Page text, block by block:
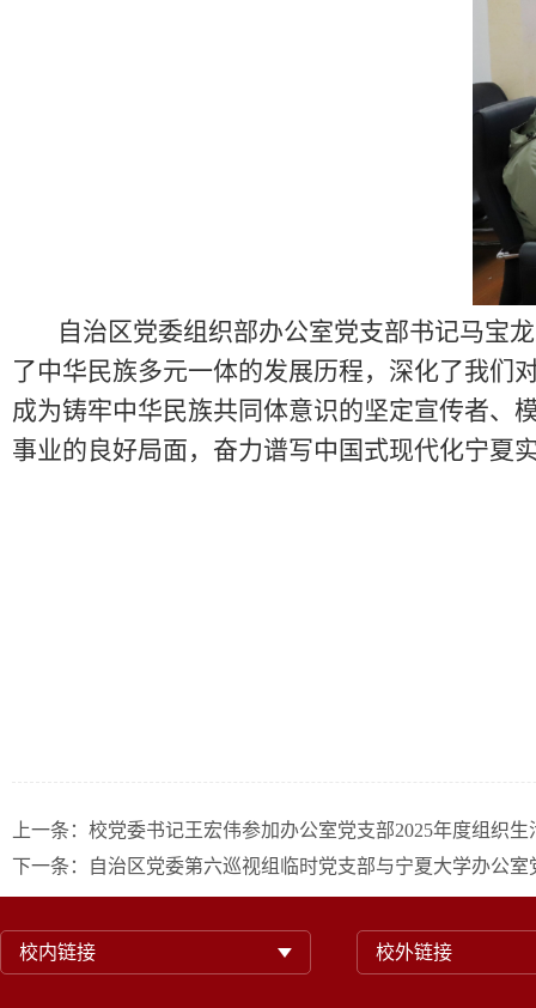
自治区党委组织部办公室党支部书记马宝
了中华民族多元一体的发展历程，深化了我们
成为铸牢中华民族共同体意识的坚定宣传者、
事业的良好局面，奋力谱写中国式现代化宁夏
上一条： 校党委书记王宏伟参加办公室党支部2025年度组织生
下一条：
自治区党委第六巡视组临时党支部与宁夏大学办公
校内链接 校外链接